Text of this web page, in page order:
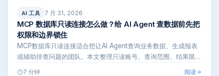
AI 工具 7 月 31, 2026
MCP 数据库只读连接怎么做？给 AI Agent 查数据前先把
权限和边界锁住
MCP数据库只读连接适合想让AI Agent查询业务数据、生成报表
或辅助排查问题的团队。本文整理只读账号、查询范围、结果限
7 分钟 阅读